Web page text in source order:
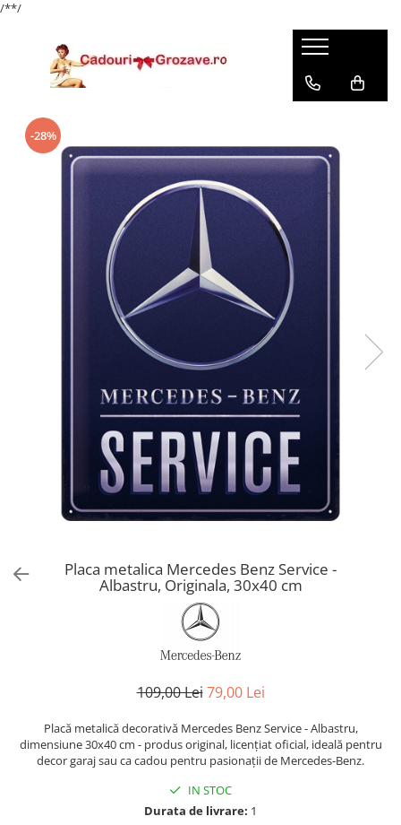
/**/
-28%
Placa metalica Mercedes Benz Service -
Albastru, Originala, 30x40 cm
109,00 Lei 79,00 Lei
Placă metalică decorativă Mercedes Benz Service - Albastru,
dimensiune 30x40 cm - produs original, licențiat oficial, ideală pentru
decor garaj sau ca cadou pentru pasionații de Mercedes-Benz.
IN STOC
Durata de livrare: 1